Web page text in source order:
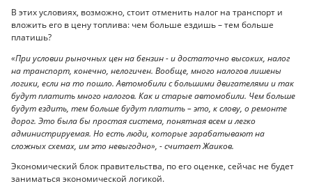
В этих условиях, возможно, стоит отменить налог на транспорт и
вложить его в цену топлива: чем больше ездишь – тем больше
платишь?
«При условии рыночных цен на бензин - и достаточно высоких, налог
на транспорт, конечно, нелогичен. Вообще, много налогов лишены
логики, если на то пошло. Автомобили с большими двигателями и так
будут платить много налогов. Как и старые автомобили. Чем больше
будут ездить, тем больше будут платить – это, к слову, о ремонте
дорог. Это была бы простая система, понятная всем и легко
администрируемая. Но есть люди, которые зарабатывают на
сложных схемах, им это невыгодно», - считает Жаиков.
Экономический блок правительства, по его оценке, сейчас не будет
заниматься экономической логикой.